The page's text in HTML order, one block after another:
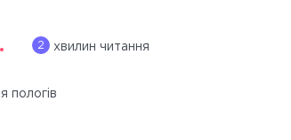
2 хвилин читання
пологів